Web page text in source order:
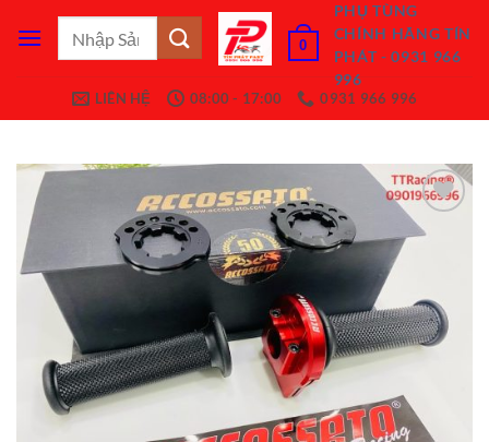
qua
0
PHỤ TÙNG
CHÍNH HÃNG TÍN
PHÁT - 0931 966
996
LIÊN HỆ
08:00 - 17:00 0931 966 996
Add to